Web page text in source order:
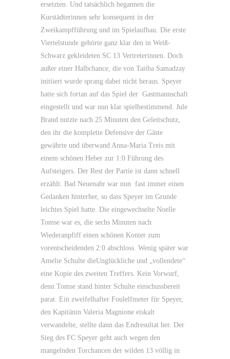
ersetzten. Und tatsächlich begannen die
Kurstädterinnen sehr konsequent in der
Zweikampfführung und im Spielaufbau. Die erste
Viertelstunde gehörte ganz klar den in Weiß-
Schwarz gekleideten SC 13 Vertreterinnen. Doch
außer einer Halbchance, die von Taiiba Samadzay
initiiert wurde sprang dabei nicht heraus. Speyer
hatte sich fortan auf das Spiel der Gastmannschaft
eingestellt und war nun klar spielbestimmend. Jule
Brand nutzte nach 25 Minuten den Geleitschutz,
den ihr die komplette Defensive der Gäste
gewährte und überwand Anna-Maria Treis mit
einem schönen Heber zur 1:0 Führung des
Aufsteigers. Der Rest der Partie ist dann schnell
erzählt. Bad Neuenahr war nun fast immer einen
Gedanken hinterher, so dass Speyer im Grunde
leichtes Spiel hatte. Die eingewechselte Noelle
Tomse war es, die sechs Minuten nach
Wiederanpfiff einen schönen Konter zum
vorentscheidenden 2:0 abschloss. Wenig später war
Amelie Schulte dieUnglückliche und „vollendete“
eine Kopie des zweiten Treffers. Kein Vorwurf,
denn Tomse stand hinter Schulte einschussbereit
parat. Ein zweifelhafter Foulelfmeter für Speyer,
den Kapitänin Valeria Magnione eiskalt
verwandelte, stellte dann das Endresultat her. Der
Sieg des FC Speyer geht auch wegen den
mangelnden Torchancen der wilden 13 völlig in